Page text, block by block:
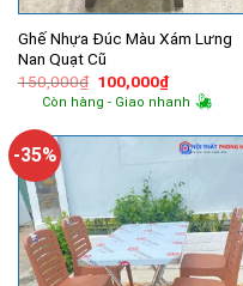
Ghế Nhựa Đúc Màu Xám Lưng
Nan Quạt Cũ
150,000₫ Giá
gốc
là:
100,000₫Giá
hiện
tại
100,000₫.
Còn hàng - Giao nhanh
-35%